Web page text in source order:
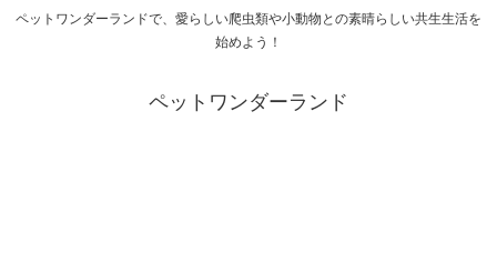
ペットワンダーランドで、愛らしい爬虫類や小動物との素晴らしい共生生活を
始めよう！
ペットワンダーランド